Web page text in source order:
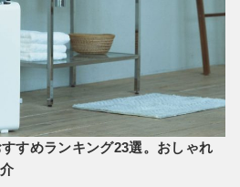
すすめランキング23選。おしゃれ